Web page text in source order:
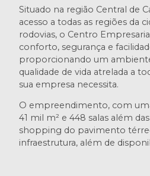
Situado na região Central de
acesso a todas as regiões da
rodovias, o Centro
conforto, segurança e
proporcionando um
qualidade de vida atrelada a
sua empresa necessita.
O empreendimento, com
41 mil m² e 448 salas além
shopping do pavimento
infraestrutura, além de